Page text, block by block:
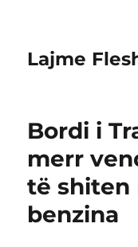
Lajme
Bordi i
merr
të shiten
benzina